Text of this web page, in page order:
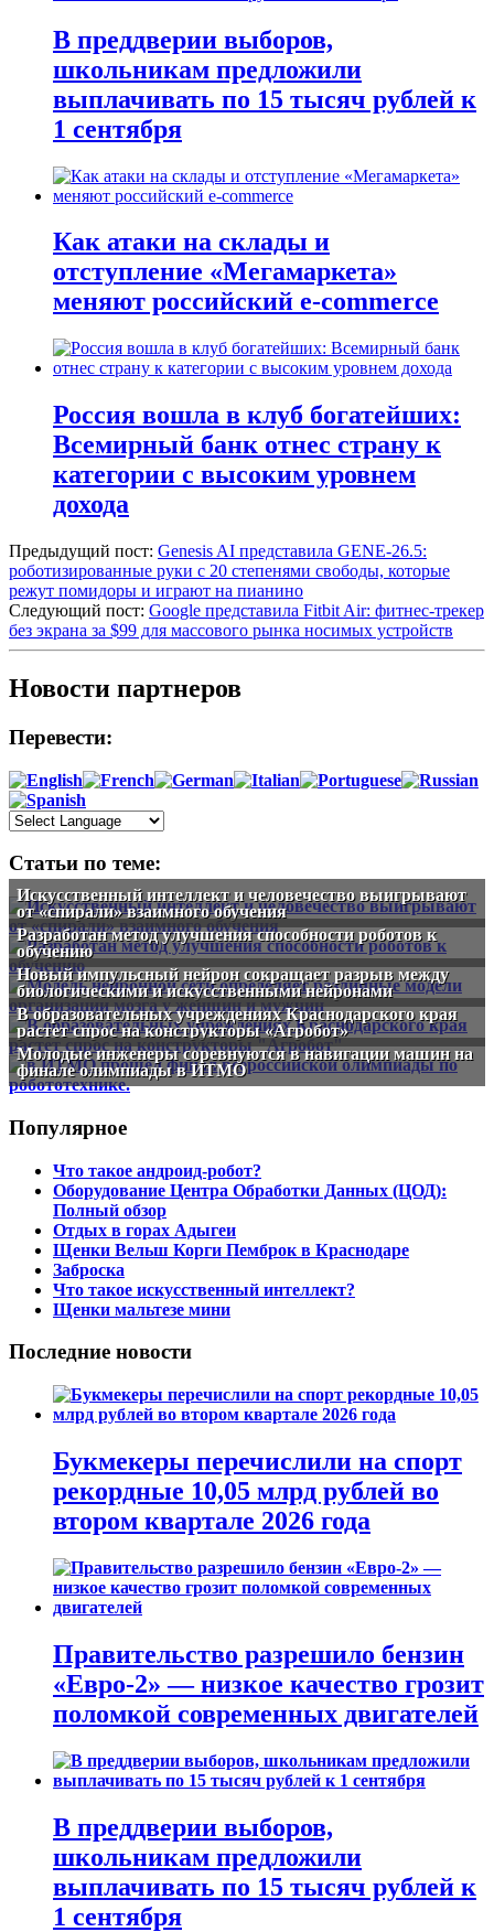
В преддверии выборов,
школьникам предложили
выплачивать по 15 тысяч рублей к
1 сентября
Как атаки на склады и
отступление «Мегамаркета»
меняют российский e-commerce
Россия вошла в клуб богатейших:
Всемирный банк отнес страну к
категории с высоким уровнем
дохода
Предыдущий пост: Genesis AI представила GENE-26.5:
роботизированные руки с 20 степенями свободы, которые
режут помидоры и играют на пианино
Следующий пост: Google представила Fitbit Air: фитнес-трекер
без экрана за $99 для массового рынка носимых устройств
Новости партнеров
Перевести:
Статьи по теме:
Искусственный интеллект и человечество выигрывают
от «спирали» взаимного обучения
Разработан метод улучшения способности роботов к
обучению
Новый импульсный нейрон сокращает разрыв между
биологическими и искусственными нейронами
В образовательных учреждениях Краснодарского края
растет спрос на конструкторы «Агробот»
Молодые инженеры соревнуются в навигации машин на
финале олимпиады в ИТМО
Популярное
Что такое андроид-робот?
Оборудование Центра Обработки Данных (ЦОД):
Полный обзор
Отдых в горах Адыгеи
Щенки Вельш Корги Пемброк в Краснодаре
Заброска
Что такое искусственный интеллект?
Щенки мальтезе мини
Последние новости
Букмекеры перечислили на спорт
рекордные 10,05 млрд рублей во
втором квартале 2026 года
Правительство разрешило бензин
«Евро-2» — низкое качество грозит
поломкой современных двигателей
В преддверии выборов,
школьникам предложили
выплачивать по 15 тысяч рублей к
1 сентября